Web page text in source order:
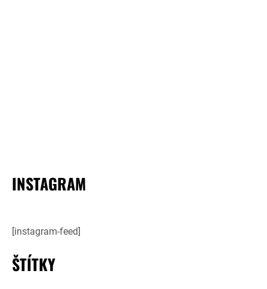
INSTAGRAM
[instagram-feed]
ŠTÍTKY